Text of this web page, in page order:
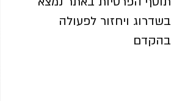
בשדרוג ויחזור לפעולה
בהקדם